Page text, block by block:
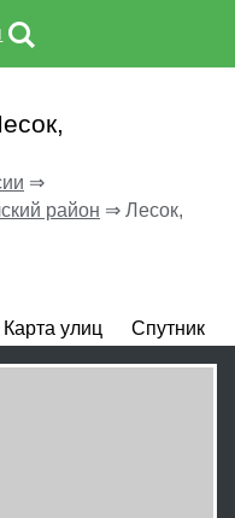
⇒
район ⇒ Лесок,
Карта улиц Спутник